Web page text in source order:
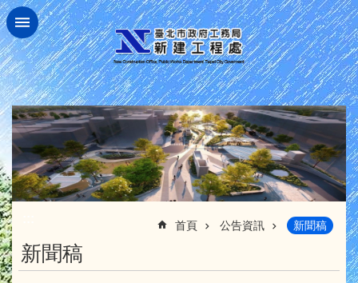
跳到主要內容區塊
首頁 公告資訊 新聞稿
新聞稿